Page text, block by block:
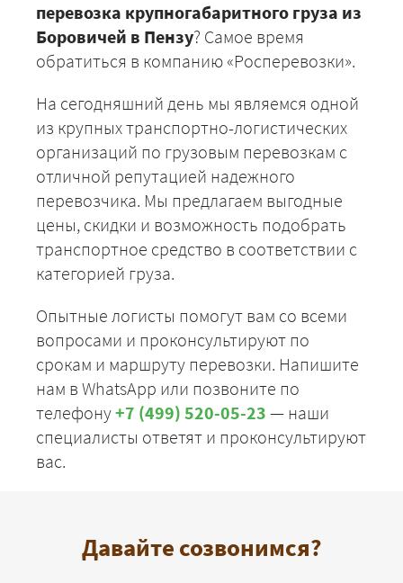
перевозка крупногабаритного груза из
Боровичей в Пензу? Самое время
обратиться в компанию «Росперевозки».
На сегодняшний день мы являемся одной
из крупных транспортно-логистических
организаций по грузовым перевозкам с
отличной репутацией надежного
перевозчика. Мы предлагаем выгодные
цены, скидки и возможность подобрать
транспортное средство в соответствии с
категорией груза.
Опытные логисты помогут вам со всеми
вопросами и проконсультируют по
срокам и маршруту перевозки. Напишите
нам в WhatsApp или позвоните по
телефону+7 (499) 520-05-23 — наши
специалисты ответят и проконсультируют
вас.
Давайте созвонимся?